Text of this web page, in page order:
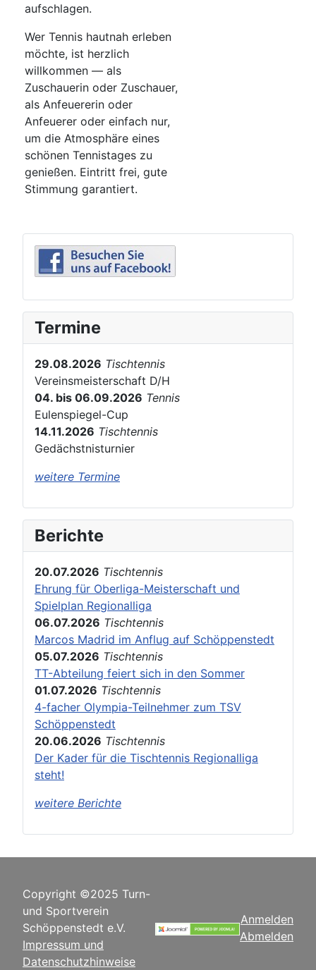
aufschlagen.
Wer Tennis hautnah erleben
möchte, ist herzlich
willkommen — als
Zuschauerin oder Zuschauer,
als Anfeuererin oder
Anfeuerer oder einfach nur,
um die Atmosphäre eines
schönen Tennistages zu
genießen. Eintritt frei, gute
Stimmung garantiert.
Termine
29.08.2026 Tischtennis
Vereinsmeisterschaft D/H
04. bis 06.09.2026 Tennis
Eulenspiegel-Cup
14.11.2026 Tischtennis
Gedächstnisturnier
weitere Termine
Berichte
20.07.2026 Tischtennis
Ehrung für Oberliga-Meisterschaft und
Spielplan Regionalliga
06.07.2026 Tischtennis
Marcos Madrid im Anflug auf Schöppenstedt
05.07.2026 Tischtennis
TT-Abteilung feiert sich in den Sommer
01.07.2026 Tischtennis
4-facher Olympia-Teilnehmer zum TSV
Schöppenstedt
20.06.2026 Tischtennis
Der Kader für die Tischtennis Regionalliga
steht!
weitere Berichte
Copyright ©2025 Turn-
und Sportverein
Schöppenstedt e.V.
Impressum und
Datenschutzhinweise
Anmelden
Abmelden